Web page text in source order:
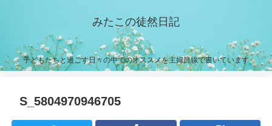
みたこの徒然日記
子どもたちと過ごす日々の中でのオススメを主婦目線で書いています
S_5804970946705